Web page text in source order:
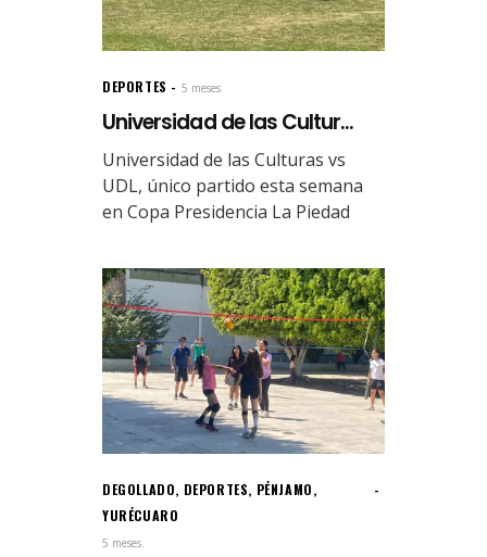
DEPORTES 5 meses.
Universidad de las Cultur...
Universidad de las Culturas vs
UDL, único partido esta semana
en Copa Presidencia La Piedad
DEGOLLADO, DEPORTES, PÉNJAMO,
YURÉCUARO
5 meses.